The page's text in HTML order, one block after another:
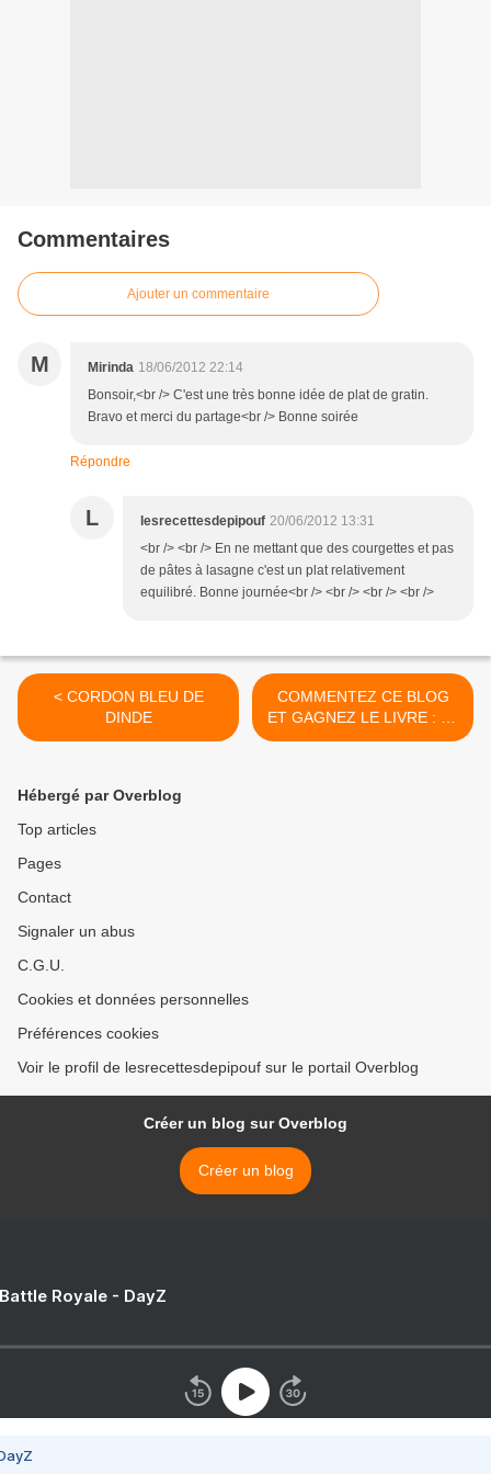
Commentaires
Ajouter un commentaire
M Mirinda 18/06/2012 22:14
Bonsoir,<br /> C'est une très bonne idée de plat de gratin.
Bravo et merci du partage<br /> Bonne soirée
Répondre
L lesrecettesdepipouf 20/06/2012 13:31
<br /> <br /> En ne mettant que des courgettes et pas
de pâtes à lasagne c'est un plat relativement
equilibré. Bonne journée<br /> <br /> <br /> <br />
< CORDON BLEU DE
DINDE
COMMENTEZ CE BLOG
ET GAGNEZ LE LIVRE : LA
CUISINE DES PETITS
Hébergé par Overblog
Top articles
Pages
Contact
Signaler un abus
C.G.U.
Cookies et données personnelles
Préférences cookies
Voir le profil de lesrecettesdepipouf sur le portail Overblog
Créer un blog sur Overblog
Créer un blog
Royale - DayZ